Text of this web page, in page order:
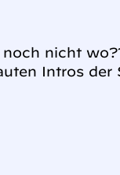
nicht
Intros der